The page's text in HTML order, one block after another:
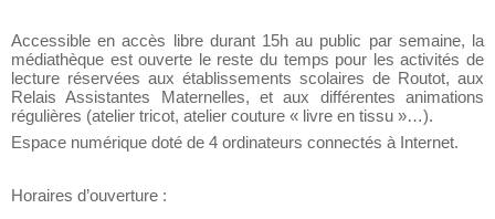
Accessible en accès libre durant 15h au public par semaine, la
médiathèque est ouverte le reste du temps pour les activités de
lecture réservées aux établissements scolaires de Routot, aux
Relais Assistantes Maternelles, et aux différentes animations
régulières (atelier tricot, atelier couture « livre en tissu »…).
Espace numérique doté de 4 ordinateurs connectés à Internet.
Horaires d’ouverture :